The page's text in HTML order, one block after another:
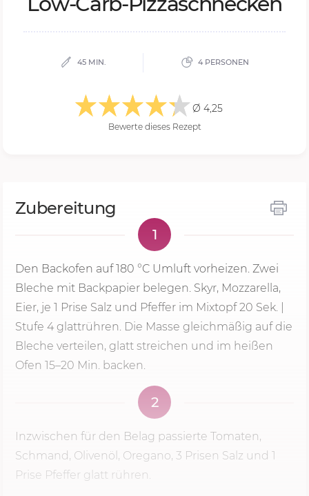
45 MIN. 4 PERSONEN
Ø 4,25
Bewerte dieses Rezept
Zubereitung
1
Den Backofen auf180 °C Umluft vorheizen. Zwei
Bleche mit Backpapier belegen. Skyr, Mozzarella,
Eier, je 1 Prise Salz und Pfeffer im Mixtopf20 Sek.
Stufe 4 glattrühren. Die Masse gleichmäßig auf die
Bleche verteilen, glatt streichen und im heißen
Ofen 15–20 Min. backen.
2
Inzwischen für den Belag passierte Tomaten,
Schmand, Olivenöl, Oregano, 3 Prisen Salz und 1
Prise Pfeffer glatt rühren.